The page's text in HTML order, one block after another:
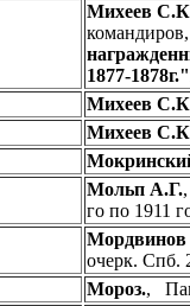
Михеев
1877-
Михеев
Михеев
Мольп А.Г.
го по 1911
очерк. Спб.
Мороз.,